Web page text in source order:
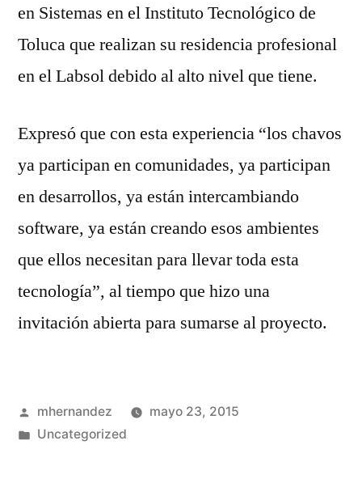
en Sistemas en el Instituto Tecnológico de
Toluca que realizan su residencia profesional
en el Labsol debido al alto nivel que tiene.
Expresó que con esta experiencia “los chavos
ya participan en comunidades, ya participan
en desarrollos, ya están intercambiando
software, ya están creando esos ambientes
que ellos necesitan para llevar toda esta
tecnología”, al tiempo que hizo una
invitación abierta para sumarse al proyecto.
Publicado
por
mhernandez
mayo 23, 2015
Publicado
Uncategorized